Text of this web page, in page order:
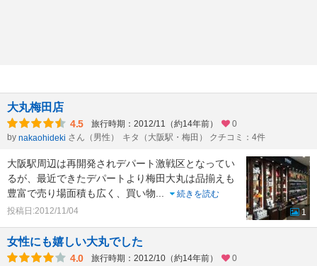
大丸梅田店
4.5 旅行時期：2012/11（約14年前）
0
by nakaohideki さん（男性） キタ（大阪駅・梅田） クチコミ：4件
大阪駅周辺は再開発されデパート激戦区となってい
るが、最近できたデパートより梅田大丸は品揃えも
豊富で売り場面積も広く、買い物...
続きを読む
投稿日:2012/11/04
1
女性にも嬉しい大丸でした
4.0 旅行時期：2012/10（約14年前）
0